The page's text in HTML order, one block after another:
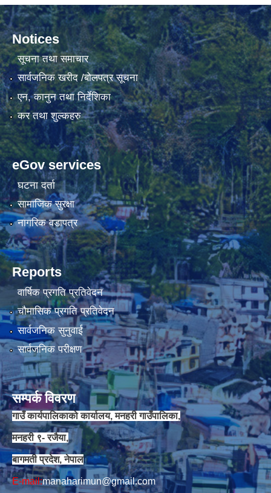
Notices
सूचना तथा समाचार
सार्वजनिक खरीद /बोलपत्र सूचना
एन, कानुन तथा निर्देशिका
कर तथा शुल्कहरु
eGov services
घटना दर्ता
सामाजिक सुरक्षा
नागरिक वडापत्र
Reports
वार्षिक प्रगति प्रतिवेदन
चौमासिक प्रगति प्रतिवेदन
सार्वजनिक सुनुवाई
सार्वजनिक परीक्षण
सम्पर्क विवरण
गाउँ कार्यपालिकाको कार्यालय, मनहरी गाउँपालिका,
मनहरी ९- रजैया,
बागमती प्रदेश, नेपाल
E-mail:manaharimun@gmail.com